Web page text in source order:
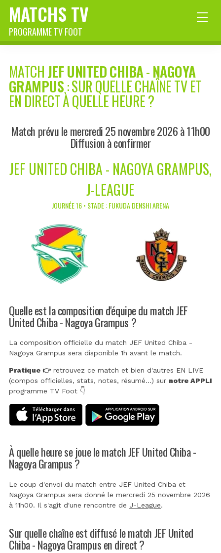
MATCHS TV
PROGRAMME TV FOOT
MATCHJEF UNITED CHIBA-NAGOYA
GRAMPUS: SUR QUELLE CHAÎNE TV ET
EN DIRECT À QUELLE HEURE ?
Match prévu le mercredi 25 novembre 2026 à 11h00
Diffusion à confirmer
JEF UNITED CHIBA - NAGOYA GRAMPUS,
J-LEAGUE
JOURNÉE 16 • STADE : FUKUDA DENSHI ARENA
Quelle est la composition d'équipe du match JEF
United Chiba - Nagoya Grampus ?
La composition officielle du match JEF United Chiba -
Nagoya Grampus sera disponible 1h avant le match.
Pratique 👉retrouvez ce match et bien d'autres EN LIVE
(compos officielles, stats, notes, résumé...) sur notre APPLI
programme TV Foot 👇
À quelle heure se joue le match JEF United Chiba -
Nagoya Grampus ?
Le coup d'envoi du match entre JEF United Chiba et
Nagoya Grampus sera donné le mercredi 25 novembre 2026
à 11h00. Il s'agit d'une rencontre de J-League.
Sur quelle chaîne est diffusé le match JEF United
Chiba - Nagoya Grampus en direct ?